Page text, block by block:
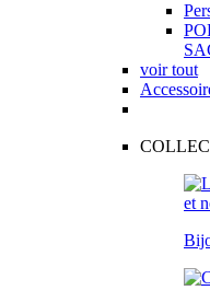
voir tout